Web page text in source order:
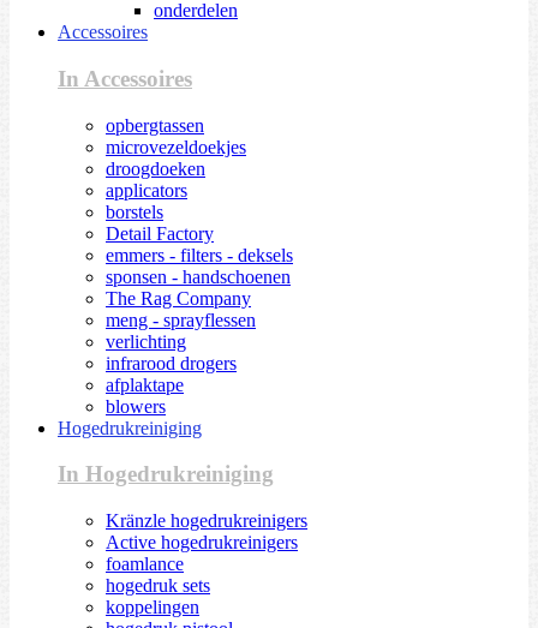
onderdelen
Accessoires
In Accessoires
opbergtassen
microvezeldoekjes
droogdoeken
applicators
borstels
Detail Factory
emmers - filters - deksels
sponsen - handschoenen
The Rag Company
meng - sprayflessen
verlichting
infrarood drogers
afplaktape
blowers
Hogedrukreiniging
In Hogedrukreiniging
Kränzle hogedrukreinigers
Active hogedrukreinigers
foamlance
hogedruk sets
koppelingen